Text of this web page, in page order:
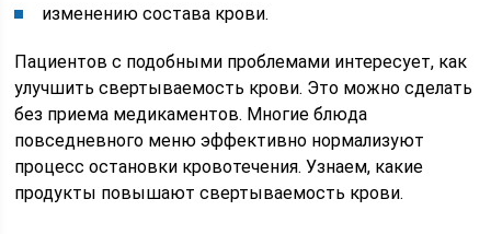
изменению состава крови.
Пациентов с подобными проблемами интересует, как
улучшить свертываемость крови. Это можно сделать
без приема медикаментов. Многие блюда
повседневного меню эффективно нормализуют
процесс остановки кровотечения. Узнаем, какие
продукты повышают свертываемость крови.